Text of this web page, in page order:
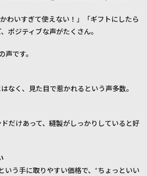
わいすぎて使えない！」「ギフトにしたら
ポジティブな声がたくさん。
声です。
なく、見た目で惹かれるという声多数。
だけあって、縫製がしっかりしていると好
う手に取りやすい価格で、“ちょっといい